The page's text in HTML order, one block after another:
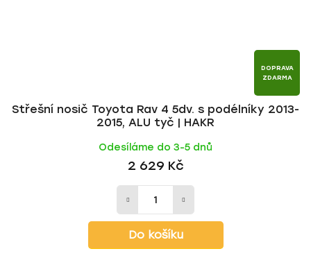
DOPRAVA
ZDARMA
Střešní nosič Toyota Rav 4 5dv. s podélníky 2013-
2015, ALU tyč | HAKR
Odesíláme do 3-5 dnů
2 629 Kč
Do košíku